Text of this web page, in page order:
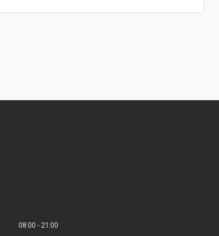
08:00
21:00